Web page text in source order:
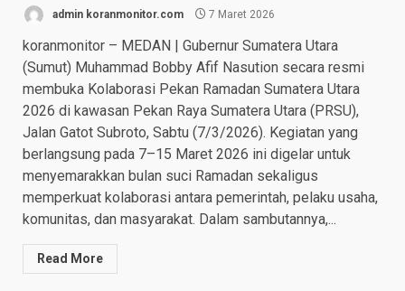
admin koranmonitor.com 7 Maret 2026
koranmonitor – MEDAN | Gubernur Sumatera Utara
(Sumut) Muhammad Bobby Afif Nasution secara resmi
membuka Kolaborasi Pekan Ramadan Sumatera Utara
2026 di kawasan Pekan Raya Sumatera Utara (PRSU),
Jalan Gatot Subroto, Sabtu (7/3/2026). Kegiatan yang
berlangsung pada 7–15 Maret 2026 ini digelar untuk
menyemarakkan bulan suci Ramadan sekaligus
memperkuat kolaborasi antara pemerintah, pelaku usaha,
komunitas, dan masyarakat. Dalam sambutannya,...
Read More